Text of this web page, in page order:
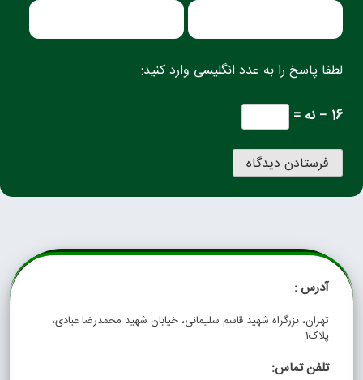
لطفا پاسخ را به عدد انگلیسی وارد کنید:
16 − نه =
آدرس :
تهران، بزرگراه شهید قاسم سلیمانی، خیابان شهید محمدرضا عبادی،
پلاک1
تلفن تماس: